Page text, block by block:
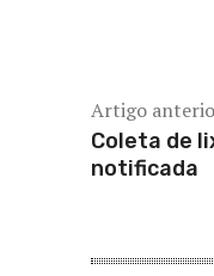
Artigo
Coleta de
notificada